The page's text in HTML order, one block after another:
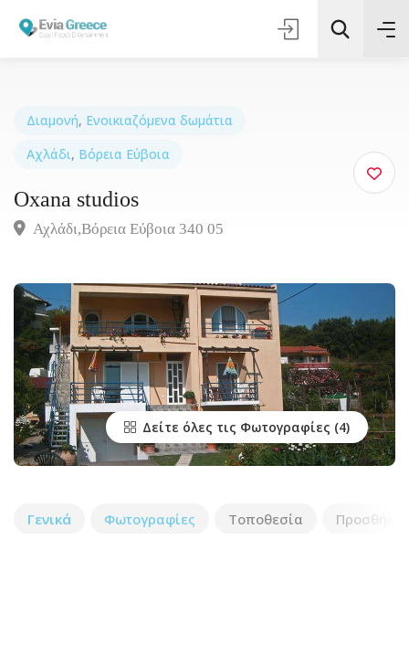
Τοποθεσία
Διαμονή, Ενοικιαζόμενα δωμάτια
Αχλάδι, Βόρεια Εύβοια
Oxana studios
Αχλάδι,Βόρεια Eύβοια 340 05
Δείτε όλες τις Φωτογραφίες
Γενικά Φωτογραφίες Τοποθεσία Προσθήκη